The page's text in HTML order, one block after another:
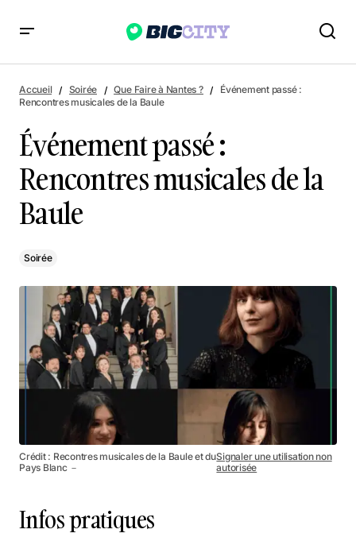
Événement passé : Rencontres musicales de la Baule
Accueil Soirée Que Faire à Nantes ?
Événement passé :
Rencontres musicales de la Baule
Événement passé :
Rencontres musicales de la
Baule
Soirée
Crédit : Recontres musicales de la Baule et du
Pays Blanc －
Signaler une utilisation non
autorisée
Infos pratiques